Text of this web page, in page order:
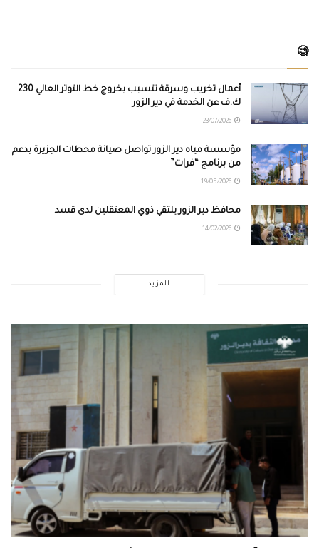
🧐
أعمال تخريب وسرقة تتسبب بخروج خط التوتر العالي 230
ك.ف عن الخدمة في دير الزور
مؤسسة مياه دير الزور تواصل صيانة محطات الجزيرة بدعم
من برنامج “فرات”
محافظ دير الزور يلتقي ذوي المعتقلين لدى قسد
المزيد